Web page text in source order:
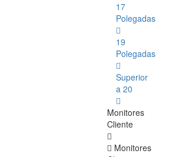
17
Polegadas
19
Polegadas
Superior
a 20
Monitores
Cliente
Monitores